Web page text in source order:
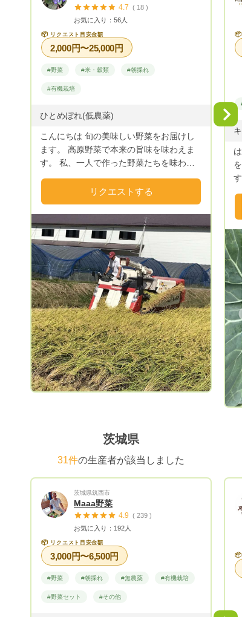
4.7 ( 18 )
お気に入り：56人
📦 リクエスト目安金額
2,000円〜25,000円
#野菜 #米・穀類 #朝採れ
#有機栽培
ひとめぼれ(低農薬)
こんにちは 旬の美味しい野菜をお届けし
ます。 高原野菜で本来の旨味を味わえま
す。 私、一人で作った野菜たちを味わっ
ってます。 良かったらうちの野菜食べて
みませんか？
リクエストする
📦
Previous
茨城県
31件の生産者が該当しました
茨城県筑西市
Maaa野菜
4.9 ( 239 )
お気に入り：192人
📦 リクエスト目安金額
3,000円〜6,500円
#野菜 #朝採れ #無農薬 #有機栽培
#野菜セット #その他
📦